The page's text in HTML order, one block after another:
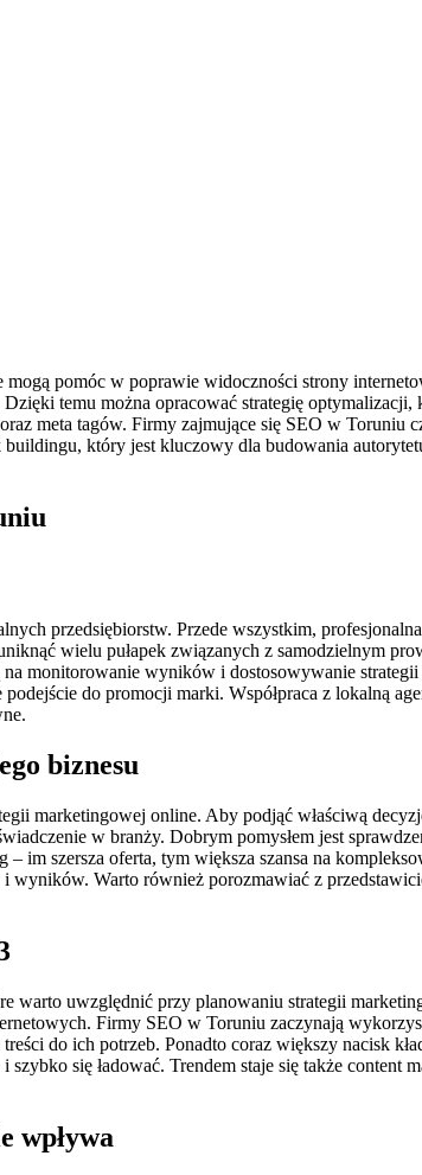
pomóc w poprawie widoczności strony
temu można opracować strategię
meta tagów. Firmy zajmujące się SEO w Toruniu
który jest kluczowy dla budowania
przedsiębiorstw. Przede wszystkim,
wielu pułapek związanych z samodzielnym
monitorowanie wyników i dostosowywanie
do promocji marki. Współpraca z lokalną
biznesu
marketingowej online. Aby podjąć właściwą
w branży. Dobrym pomysłem jest
im szersza oferta, tym większa szansa na
wyników. Warto również porozmawiać z
uwzględnić przy planowaniu strategii
Firmy SEO w Toruniu zaczynają
do ich potrzeb. Ponadto coraz większy nacisk
się ładować. Trendem staje się także content
wpływa